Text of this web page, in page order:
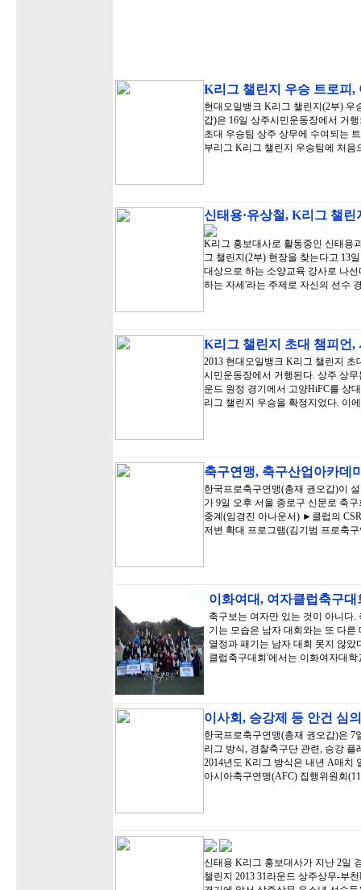
K리그 챌린지 우승 트로피,
현대오일뱅크 K리그 챌린지(2부) 우
갑)은 16일 상주시민운동장에서 거
초대 우승팀 상주 상무에 수여되는
부리그 K리그 챌린지 우승팀에 처
신태용·유상철, K리그 챌
K리그 홍보대사로 활동중인 신태용
그 챌린지(2부) 현장을 찾는다고 13
대상으로 하는 소양교육 강사로 나
하는 자세'라는 주제로 자신의 선수
K리그 챌린지 초대 챔피언,
2013 현대오일뱅크 K리그 챌린지
시민운동장에서 거행된다. 상주 상
운드 원정 경기에서 고양HiFC를 상
리그 챌린지 우승을 확정지었다. 이
축구연맹, 축구산업아카데
한국프로축구연맹(총재 권오갑)이
가 9일 오후 서울 종로구 신문로 축
중계(임경진 아나운서) ►클럽의
저변 확대 프로그램(김기범 프로축
이화여대, 여자클럽축구
축구보는 여자만 있는 것이 아니다
기는 모습은 남자 대회와는 또 다
열정과 패기는 남자 대회 못지 않
클럽축구대회'에서는 이화여자대
이사회, 승강제 등 안건 심
한국프로축구연맹(총재 권오갑)은 7
리그 방식, 경찰축구단 관련, 승강
2014년도 K리그 방식은 내년 A매치
아시아축구연맹(AFC) 집행위원회
신태용 K리그 홍보대사가 지난 2일
챌린지 2013 31라운드 상주상무-부